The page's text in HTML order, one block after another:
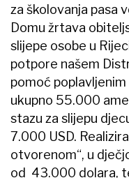
za školovanja pasa
Domu žrtava
slijepe osobe u
potpore našem
pomoć
ukupno 55.000
stazu za slijepu
7.000 USD.
otvorenom“, u
od 43.000 dolara,